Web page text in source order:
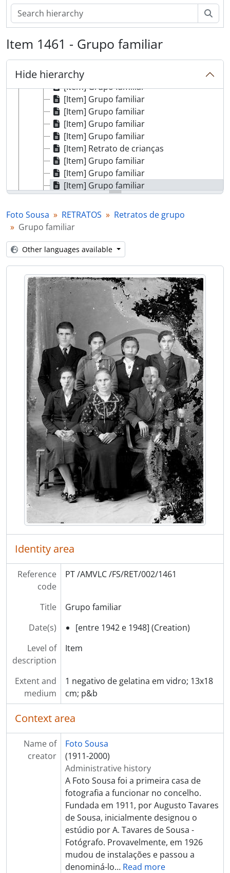
Item 1461 - Grupo familiar
Hide hierarchy
[Item] Grupo familiar
[Item] Grupo familiar
[Item] Grupo familiar
[Item] Convívio
[Item] Grupo familiar
[Item] Grupo familiar
[Item] Grupo familiar
[Item] Grupo familiar
[Item] Grupo familiar
[Item] Grupo familiar
[Item] Grupo familiar
[Item] Retrato de crianças
[Item] Grupo familiar
[Item] Grupo familiar
[Item] Grupo familiar
[Item] Grupo familiar
[Item] Grupo familiar
[Item] Grupo familiar
[Item] Grupo familiar
[Item] Retrato de grupo
[Item] Retrato de grupo
[Item] Grupo familiar
[Item] Grupo familiar
[Item] Grupo familiar
[Item] Grupo familiar
[Item] Grupo familiar
[Item] Grupo familiar
[Item] Grupo familiar
[Item] Grupo familiar
[Item] Grupo familiar
[Item] Grupo familiar
[Item] Grupo familiar
[Item] Retrato de homens
[Item] Grupo familiar
[Item] Grupo familiar
[Item] Grupo familiar
[Item] Grupo familiar
[Item] Grupo familiar
[Item] Grupo familiar, Raúl Augusto e família da Casa da Comenda
[Item] Grupo familiar
[Item] Grupo familiar
[Item] Grupo familiar
[Item] Grupo familiar
[Item] Grupo familiar
[Item] Grupo familiar
[Item] Grupo familiar
[Item] Grupo familiar
[Item] Grupo familiar
[Item] Grupo familiar
[Item] Grupo familiar
[Item] Grupo familiar
[Item] Grupo familiar
[Item] Grupo familiar
[Item] Grupo familiar
[Item] Grupo familiar
[Item] Retrato de grupo
[Item] Retrato de casal
[Item] Grupo familiar
[Item] Grupo familiar
[Item] Grupo familiar
[Item] Retrato de casal
[Item] Grupo familiar
Foto Sousa RETRATOS
Retratos de grupo
Grupo familiar
Other languages available
Identity area
Reference
code
PT /AMVLC /FS/RET/002/1461
Title
Grupo familiar
Date(s)
[entre 1942 e 1948] (Creation)
Level of
description
Item
Extent and
medium
1 negativo de gelatina em vidro; 13x18
cm; p&b
Context area
Name of
creator
Foto Sousa
(1911-2000)
Administrative history
A Foto Sousa foi a primeira casa de
fotografia a funcionar no concelho.
Fundada em 1911, por Augusto Tavares
de Sousa, inicialmente designou o
estúdio por A. Tavares de Sousa -
Fotógrafo. Provavelmente, em 1926
mudou de instalações e passou a
denominá-lo… Read more